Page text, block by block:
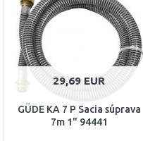
Porovnať
29,69 EUR
GÜDE KA 7 P Sacia súprava
7m 1" 94441